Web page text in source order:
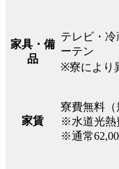
家具・備
品
テレビ・
ーテン
※寮により
家賃
寮費無料（
※水道光熱
※通常